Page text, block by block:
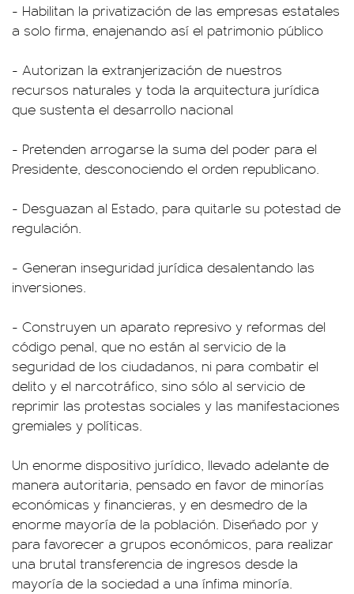
- Habilitan la privatización de las empresas estatales
a solo firma, enajenando así el patrimonio público
- Autorizan la extranjerización de nuestros
recursos naturales y toda la arquitectura jurídica
que sustenta el desarrollo nacional
- Pretenden arrogarse la suma del poder para el
Presidente, desconociendo el orden republicano.
- Desguazan al Estado, para quitarle su potestad de
regulación.
- Generan inseguridad jurídica desalentando las
inversiones.
- Construyen un aparato represivo y reformas del
código penal, que no están al servicio de la
seguridad de los ciudadanos, ni para combatir el
delito y el narcotráfico, sino sólo al servicio de
reprimir las protestas sociales y las manifestaciones
gremiales y políticas.
Un enorme dispositivo jurídico, llevado adelante de
manera autoritaria, pensado en favor de minorías
económicas y financieras, y en desmedro de la
enorme mayoría de la población. Diseñado por y
para favorecer a grupos económicos, para realizar
una brutal transferencia de ingresos desde la
mayoría de la sociedad a una ínfima minoría.